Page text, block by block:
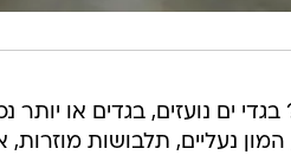
ים נועזים, בגדים או יותר
נעליים, תלבושות מוזרות,